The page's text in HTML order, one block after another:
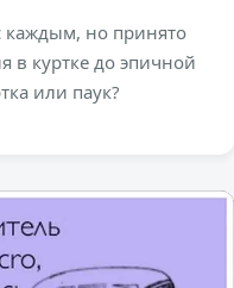
каждым, но принято
в куртке до эпичной
или паук?